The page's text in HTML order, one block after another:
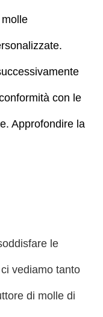
con le
Approfondire la
le
vediamo tanto
di molle di